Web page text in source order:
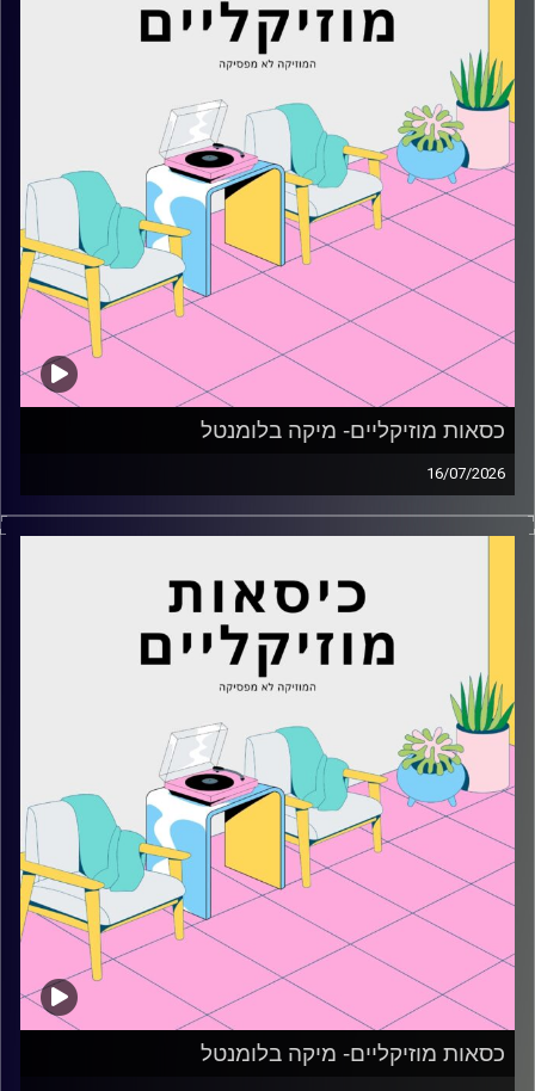
כסאות מוזיקליים- מיקה בלומנטל
16/07/2026
כסאות מוזיקליים עם מיקה בלומנטל
כסאות מוזיקליים- מיקה בלומנטל